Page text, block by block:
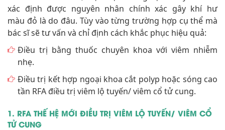
xác định được nguyên nhân chính xác gây khí hư
màu đỏ là do đâu. Tùy vào từng trường hợp cụ thể mà
bác sĩ sẽ tư vấn và chỉ định cách khắc phục hiệu quả:
Điều trị bằng thuốc chuyên khoa với viêm nhiễm
nhẹ.
Điều trị kết hợp ngoại khoa cắt polyp hoặc sóng cao
tần RFA điều trị viêm lộ tuyến/ viêm cổ tử cung.
1. RFA THẾ HỆ MỚI ĐIỀU TRỊ VIÊM LỘ TUYẾN/ VIÊM CỔ
TỬ CUNG